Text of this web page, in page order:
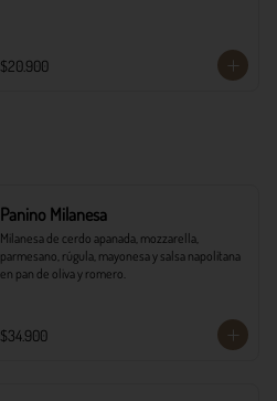
$20.900
Panino Milanesa
Milanesa de cerdo apanada, mozzarella,
parmesano, rúgula, mayonesa y salsa napolitana
en pan de oliva y romero.
$34.900